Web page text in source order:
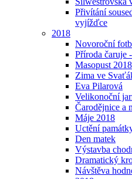
Přivítání
vyjížďce
2018
Novoroční
Příroda čaruje
Masopust 2018
Zima ve
Eva Pilarová
Velikonoční
Čarodějnice a
Máje 2018
Uctění
Den matek
Výstavba
Dramatický
Návštěva